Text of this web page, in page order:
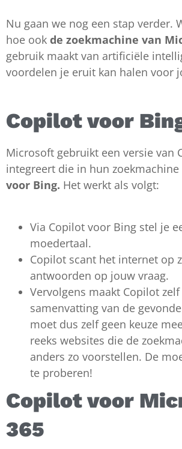
Nu gaan we nog een stap verder.
hoe ook de zoekmachine van
gebruik maakt van artificiële
voordelen je eruit kan halen voor
Copilot voor
Microsoft gebruikt een versie van
integreert die in hun zoekmachine
voor Bing. Het werkt als volgt:
Via Copilot voor Bing stel je
moedertaal.
Copilot scant het internet op
antwoorden op jouw vraag.
Vervolgens maakt Copilot
samenvatting van de
moet dus zelf geen keuze
reeks websites die de
anders zo voorstellen. De
te proberen!
Copilot voor
365